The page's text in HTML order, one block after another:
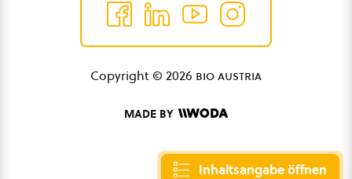
Inhaltsangabe öffnen
Copyright © 2026 bio austria
MADE BY